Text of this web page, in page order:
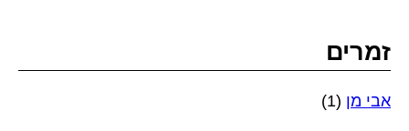
זמרים
אבי מן (1)